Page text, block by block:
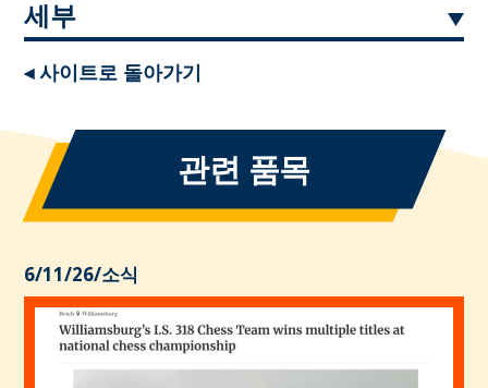
세부
◂ 사이트로 돌아가기
관련 품목
6/11/26/소식